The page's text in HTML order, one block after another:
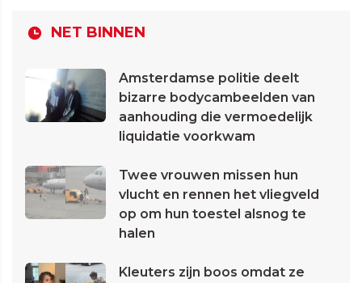
NET BINNEN
Amsterdamse politie deelt
bizarre bodycambeelden van
aanhouding die vermoedelijk
liquidatie voorkwam
Twee vrouwen missen hun
vlucht en rennen het vliegveld
op om hun toestel alsnog te
halen
Kleuters zijn boos omdat ze